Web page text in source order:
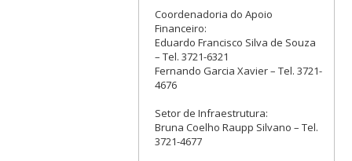
Coordenadoria do Apoio
Financeiro:
Eduardo Francisco Silva de Souza
– Tel. 3721-6321
Fernando Garcia Xavier – Tel. 3721-
4676
Setor de Infraestrutura:
Bruna Coelho Raupp Silvano – Tel.
3721-4677